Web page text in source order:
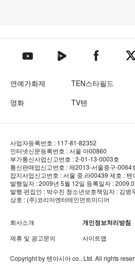
텐아시아 유튜브텐아시아 네이버TV
텐아시아 페텐
연예가화제 TEN스타필드
영화
TV텐
사업자등록번호 : 117-81-82352
인터넷신문등록번호 : 서울 아00860
부가통신사업신고번호 : 2-01-13-0003호
통신판매업신고번호 : 제2013-서울중구-0064
잡지사업신고번호 : 서울 중.라00439 제호 : 텐
발행일자 : 2009년 5월 12일 등록일자 :
발행·편집인 : 박수진 청소년보호책임자 : 김병
상호 : (주)코리아엔터테인먼트미디어
회사소개 개인정보처리방침
제휴 및 광고문의
사이트맵
Copyright by 텐아시아co., Ltd. All rights